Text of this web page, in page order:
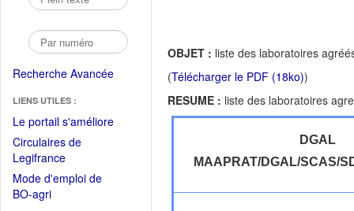
Recherche Avancée
LIENS UTILES :
Le portail s'améliore(Fichier
Circulaires de
Legifrance(Ouvrir
dans
une
Mode d'emploi de
BO-agri(Ouvrir
OBJET : liste des laboratoires
(Télécharger le PDF (18ko))
RESUME : liste des laboratoires
DGAL
MAAPRAT/DGAL/SCAS/